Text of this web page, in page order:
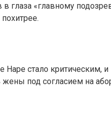
глаза «главному
Наре стало
под согласием на